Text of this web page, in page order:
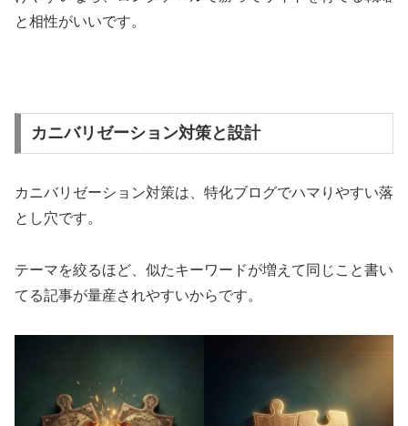
と相性がいいです。
カニバリゼーション対策と設計
カニバリゼーション対策は、特化ブログでハマりやすい落
とし穴です。
テーマを絞るほど、似たキーワードが増えて同じこと書い
てる記事が量産されやすいからです。